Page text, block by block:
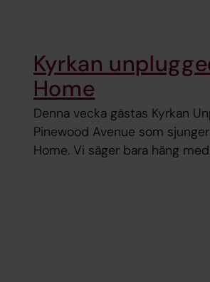
Kyrkan
Home
Denna vecka gästas Kyrkan
Pinewood Avenue som
Home. Vi säger bara häng